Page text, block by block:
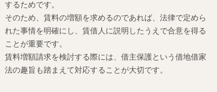
するためです。
そのため、賃料の増額を求めるのであれば、法律で定めら
れた事情を明確にし、賃借人に説明したうえで合意を得る
ことが重要です。
賃料増額請求を検討する際には、借主保護という借地借家
法の趣旨も踏まえて対応することが大切です。